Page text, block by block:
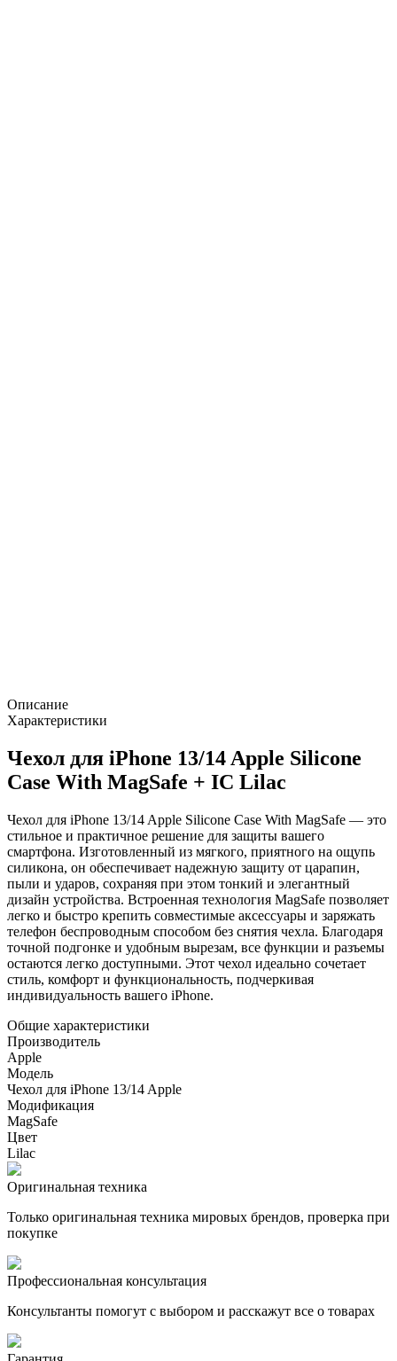
Описание
Характеристики
Чехол для iPhone 13/14 Apple Silicone
Case With MagSafe + IC Lilac
Чехол для iPhone 13/14 Apple Silicone Case With MagSafe — это
стильное и практичное решение для защиты вашего
смартфона. Изготовленный из мягкого, приятного на ощупь
силикона, он обеспечивает надежную защиту от царапин,
пыли и ударов, сохраняя при этом тонкий и элегантный
дизайн устройства. Встроенная технология MagSafe позволяет
легко и быстро крепить совместимые аксессуары и заряжать
телефон беспроводным способом без снятия чехла. Благодаря
точной подгонке и удобным вырезам, все функции и разъемы
остаются легко доступными. Этот чехол идеально сочетает
стиль, комфорт и функциональность, подчеркивая
индивидуальность вашего iPhone.
Общие характеристики
Производитель
Apple
Модель
Чехол для iPhone 13/14 Apple
Модификация
MagSafe
Цвет
Lilac
Оригинальная техника
Только оригинальная техника мировых брендов, проверка при
покупке
Профессиональная консультация
Консультанты помогут с выбором и расскажут все о товарах